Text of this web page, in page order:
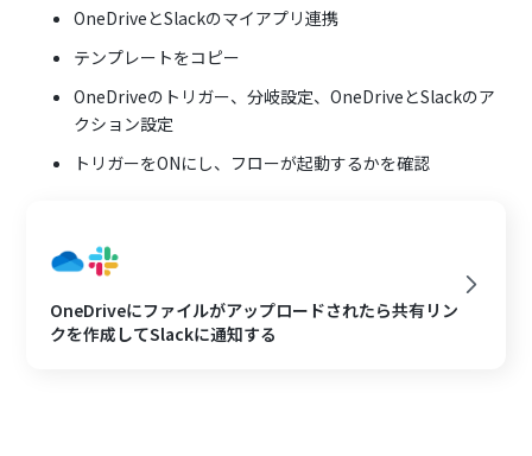
OneDriveとSlackのマイアプリ連携
テンプレートをコピー
OneDriveのトリガー、分岐設定、OneDriveとSlackのア
クション設定
トリガーをONにし、フローが起動するかを確認
OneDriveにファイルがアップロードされたら共有リン
クを作成してSlackに通知する